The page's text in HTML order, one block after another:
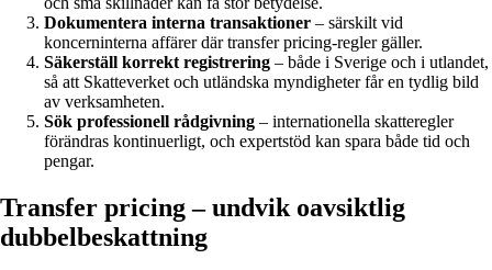
Dokumentera interna transaktioner – särskilt vid
koncerninterna affärer där transfer pricing-regler gäller.
Säkerställ korrekt registrering – både i Sverige och i utlandet,
så att Skatteverket och utländska myndigheter får en tydlig bild
av verksamheten.
Sök professionell rådgivning – internationella skatteregler
förändras kontinuerligt, och expertstöd kan spara både tid och
pengar.
Transfer pricing – undvik oavsiktlig
dubbelbeskattning